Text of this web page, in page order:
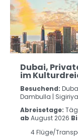
Dubai,
im
Besuchend:
Dambulla |
Abreisetage:
ab August 2026
4Flüge/